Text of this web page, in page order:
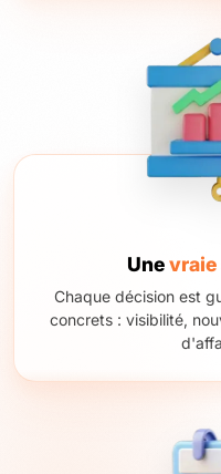
Une
Chaque décision est
concrets : visibilité,